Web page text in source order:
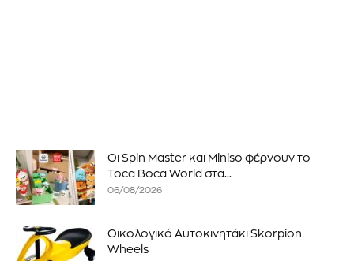
Οι Spin Master και Miniso φέρνουν το
Toca Boca World στα...
06/08/2026
Οικολογικό Αυτοκινητάκι Skorpion
Wheels